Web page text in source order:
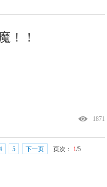
！！
1871
5 下一页 页次： 1/5